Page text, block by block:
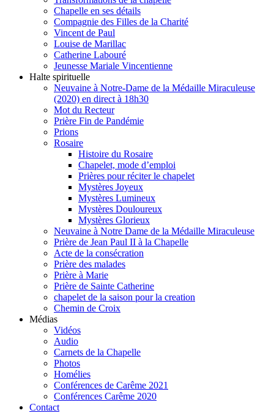
Chapelle en ses détails
Compagnie des Filles de la Charité
Vincent de Paul
Louise de Marillac
Catherine Labouré
Jeunesse Mariale Vincentienne
Halte spirituelle
Neuvaine à Notre-Dame de la Médaille Miraculeuse
(2020) en direct à 18h30
Mot du Recteur
Prière Fin de Pandémie
Prions
Rosaire
Histoire du Rosaire
Chapelet, mode d’emploi
Prières pour réciter le chapelet
Mystères Joyeux
Mystères Lumineux
Mystères Douloureux
Mystères Glorieux
Neuvaine à Notre Dame de la Médaille Miraculeuse
Prière de Jean Paul II à la Chapelle
Acte de la consécration
Prière des malades
Prière à Marie
Prière de Sainte Catherine
chapelet de la saison pour la creation
Chemin de Croix
Médias
Vidéos
Audio
Carnets de la Chapelle
Photos
Homélies
Conférences de Carême 2021
Conférences Carême 2020
Contact